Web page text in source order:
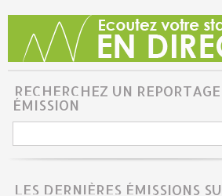
RECHERCHEZ UN
ÉMISSION
LES DERNIÈRES ÉMISSIONS